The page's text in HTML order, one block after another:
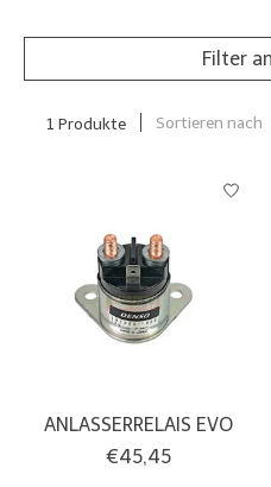
Filter
1 Produkte Sortieren nach
ANLASSERRELAIS EVO
€45,45